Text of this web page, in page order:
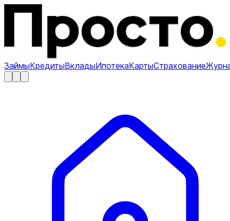
ЗаймыКредитыВкладыИпотекаКартыСтрахование